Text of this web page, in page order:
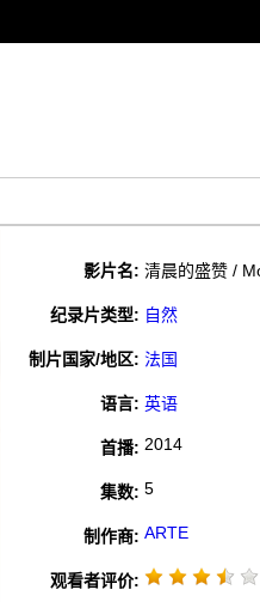
影片名: 清晨的盛赞 /
纪录片类型: 自然
制片国家/地区: 法国
语言: 英语
首播: 2014
集数: 5
制作商: ARTE
观看者评价: